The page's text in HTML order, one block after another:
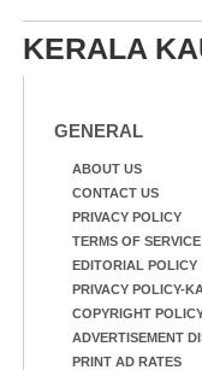
ഓഫീസിനു മുന്നിൽ
കർഷക തൊഴിലാളി
സംയുക്ത സമര
പങ്കെടുത്തുകൊണ്ട്
മുദ്രാവാക്യം
മുൻ മന്ത്രി എസ്.
KERALA
GENERAL
ABOUT US
CONTACT US
PRIVACY POLICY
TERMS OF SERVICE
EDITORIAL POLICY
PRIVACY POLICY-
COPYRIGHT
ADVERTISEMENT
PRINT AD RATES